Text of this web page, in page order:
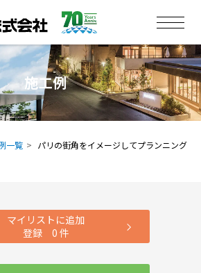
施工例
一覧
パリの街角をイメージしてプランニング
マイリストに追加
登録 0 件